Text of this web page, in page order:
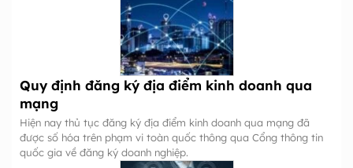
Quy định đăng ký địa điểm kinh doanh qua
mạng
Hiện nay thủ tục đăng ký địa điểm kinh doanh qua mạng đã
được số hóa trên phạm vi toàn quốc thông qua Cổng thông tin
quốc gia về đăng ký doanh nghiệp.